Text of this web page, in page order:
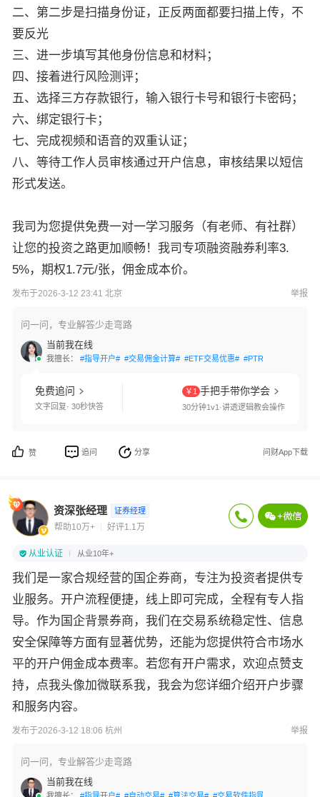
二、第二步是扫描身份证，正反两面都要扫描上传，不
要反光
三、进一步填写其他身份信息和材料；
四、接着进行风险测评；
五、选择三方存款银行，输入银行卡号和银行卡密码；
六、绑定银行卡；
七、完成视频和语音的双重认证；
八、等待工作人员审核通过开户信息，审核结果以短信
形式发送。
我司为您提供免费一对一学习服务（有老师、有社群）
让您的投资之路更加顺畅！我司专项融资融券利率3.
5%，期权1.7元/张，佣金成本价。
发布于2026-3-12 23:41 北京 举报
问一问，专业解答少走弯路
当前我在线
我擅长： #指导开户# #交易佣金计算# #ETF交易优惠# #PTRade开通#
免费追问
文字回复· 30秒快答
￥1 手把手带你学会
30分钟1v1·讲透逻辑教会操作
赞 追问 分享 问财App下载
资深张经理 证券经理
帮助10万+ 好评1.1万
从业认证 从业10年+
我们是一家合规经营的国企券商，专注为投资者提供专
业服务。开户流程便捷，线上即可完成，全程有专人指
导。作为国企背景券商，我们在交易系统稳定性、信息
安全保障等方面有显著优势，还能为您提供符合市场水
平的开户佣金成本费率。若您有开户需求，欢迎点赞支
持，点我头像加微联系我，我会为您详细介绍开户步骤
和服务内容。
发布于2026-3-12 18:06 杭州 举报
问一问，专业解答少走弯路
当前我在线